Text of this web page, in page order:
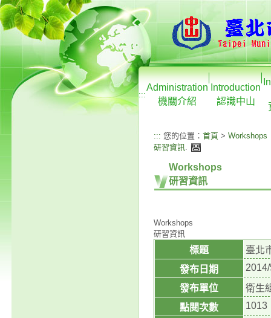
:::
Administration
機關介紹
Introduction
認識中山
::: 您的位置： 首頁 > Workshops
研習資訊.
Workshops
研習資訊
Workshops
研習資訊
標題
臺北
發布日期
發布單位
衛生
點閱次數
1013